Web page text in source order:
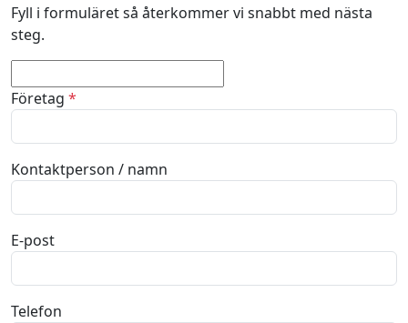
Fyll i formuläret så återkommer vi snabbt med nästa
steg.
Företag *
Kontaktperson / namn
E-post
Telefon